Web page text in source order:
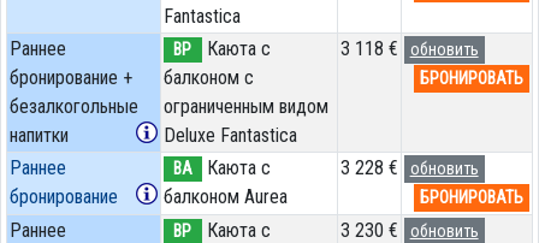
Fantastica
Раннее
бронирование +
безалкогольные
напитки
BP
Каюта с
балконом c
ограниченным видом
Deluxe Fantastica
3 118 €
обновить
БРОНИРОВАТЬ
Раннее
бронирование
BA
Каюта с
балконом Aurea
3 228 €
обновить
БРОНИРОВАТЬ
Раннее
BP
Каюта с
3 230 €
обновить